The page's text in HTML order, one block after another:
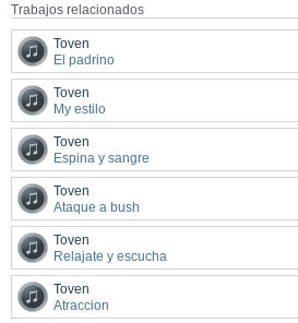
Trabajos relacionados
Toven
El padrino
Toven
My estilo
Toven
Espina y sangre
Toven
Ataque a bush
Toven
Relajate y escucha
Toven
Atraccion